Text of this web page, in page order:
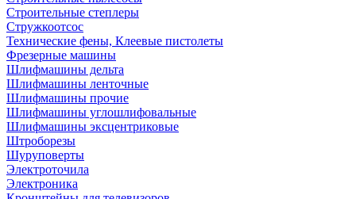
Строительные степлеры
Стружкоотсос
Технические фены, Клеевые пистолеты
Фрезерные машины
Шлифмашины дельта
Шлифмашины ленточные
Шлифмашины прочие
Шлифмашины углошлифовальные
Шлифмашины эксцентриковые
Штроборезы
Шуруповерты
Электроточила
Электроника